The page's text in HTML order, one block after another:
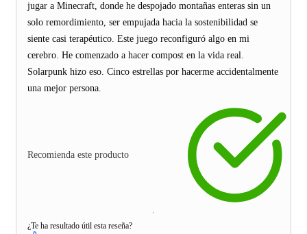
jugar a Minecraft, donde he despojado montañas enteras sin un
solo remordimiento, ser empujada hacia la sostenibilidad se
siente casi terapéutico. Este juego reconfiguró algo en mi
cerebro. He comenzado a hacer compost en la vida real.
Solarpunk hizo eso. Cinco estrellas por hacerme accidentalmente
una mejor persona.
Recomienda este producto
¿Te ha resultado útil esta reseña?